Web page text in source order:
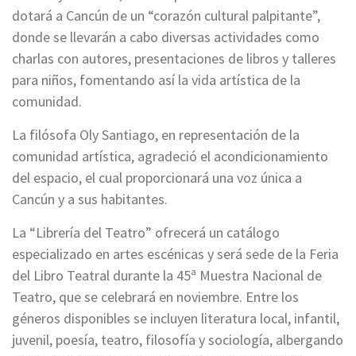
dotará a Cancún de un “corazón cultural palpitante”,
donde se llevarán a cabo diversas actividades como
charlas con autores, presentaciones de libros y talleres
para niños, fomentando así la vida artística de la
comunidad.
La filósofa Oly Santiago, en representación de la
comunidad artística, agradeció el acondicionamiento
del espacio, el cual proporcionará una voz única a
Cancún y a sus habitantes.
La “Librería del Teatro” ofrecerá un catálogo
especializado en artes escénicas y será sede de la Feria
del Libro Teatral durante la 45ª Muestra Nacional de
Teatro, que se celebrará en noviembre. Entre los
géneros disponibles se incluyen literatura local, infantil,
juvenil, poesía, teatro, filosofía y sociología, albergando